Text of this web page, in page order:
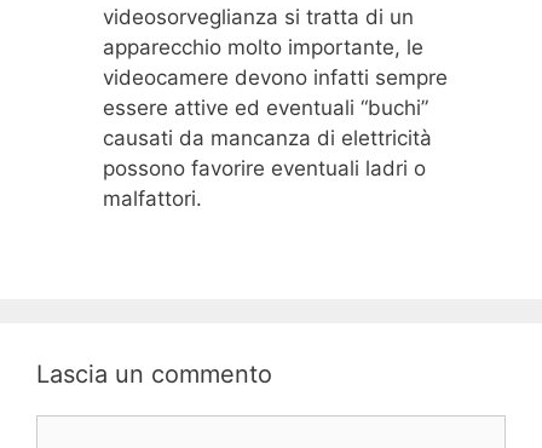
videosorveglianza si tratta di un
apparecchio molto importante, le
videocamere devono infatti sempre
essere attive ed eventuali “buchi”
causati da mancanza di elettricità
possono favorire eventuali ladri o
malfattori.
Lascia un commento